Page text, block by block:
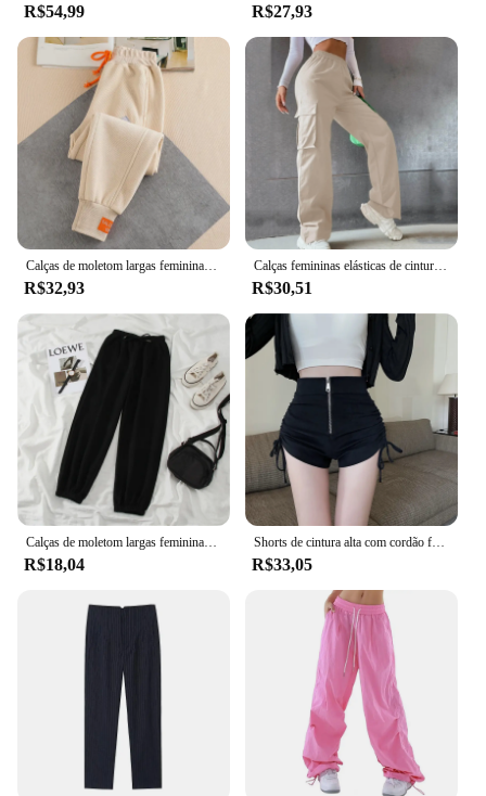
R$54,99 R$27,93
Calças de moletom largas femininas, calças esportivas oversize, corredores grossos, calças de streetwear, preto, cinza, outono, inverno, novo
R$32,93
Calças femininas elásticas de cintura alta, calças largas de perna, roupas de corredores de perna reta, calças largas largas largas, calças grandes
R$30,51
R$18,04
Shorts de cintura alta com cordão feminino, calça casual, slim fit, versátil, monocromático, design de verão
R$33,05